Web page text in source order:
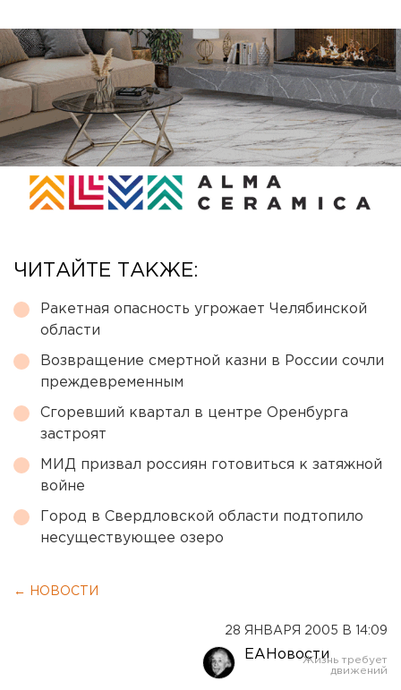
ЧИТАЙТЕ ТАКЖЕ:
Ракетная опасность угрожает Челябинской
области
Возвращение смертной казни в России сочли
преждевременным
Сгоревший квартал в центре Оренбурга
застроят
МИД призвал россиян готовиться к затяжной
войне
Город в Свердловской области подтопило
несуществующее озеро
← НОВОСТИ
28 ЯНВАРЯ 2005 В 14:09
ЕАНовости